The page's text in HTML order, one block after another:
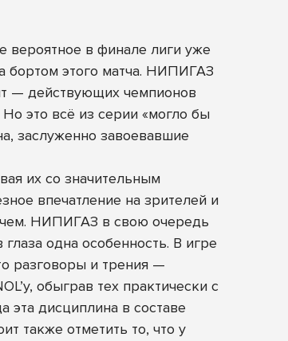
вероятное в финале лиги уже
бортом этого матча. НИПИГАЗ
— действующих чемпионов
это всё из серии «могло бы
заслуженно завоевавшие
их со значительным
впечатление на зрителей и
НИПИГАЗ в свою очередь
одна особенность. В игре
разговоры и трения —
обыграв тех практически с
эта дисциплина в составе
также отметить то, что у